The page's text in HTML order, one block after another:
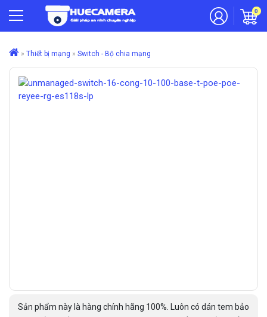
0
» Thiết bị mạng » Switch - Bộ chia mạng
Sản phẩm này là hàng chính hãng 100%. Luôn có dán tem bảo